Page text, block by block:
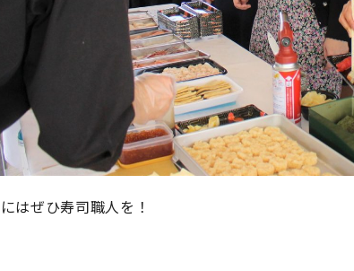
はぜひ寿司職人を！